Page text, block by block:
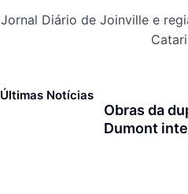
Jornal Diário de Joinville e
Últimas Notícias
Obras da
Dumont